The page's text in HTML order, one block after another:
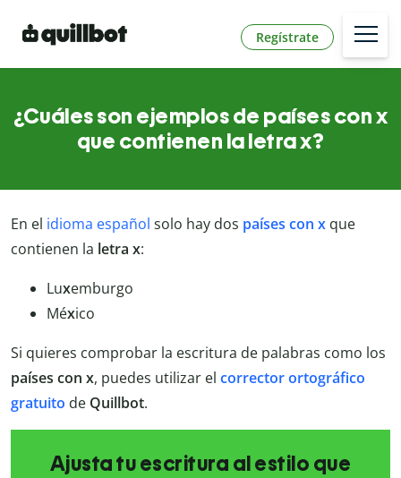
Regístrate
¿Cuáles son ejemplos de países con x
que contienen la letra x?
En el idioma español solo hay dos países con x que
contienen la letra x:
Luxemburgo
México
Si quieres comprobar la escritura de palabras como los
países con x, puedes utilizar el corrector ortográfico
gratuito de Quillbot.
Ajusta tu escritura al estilo que